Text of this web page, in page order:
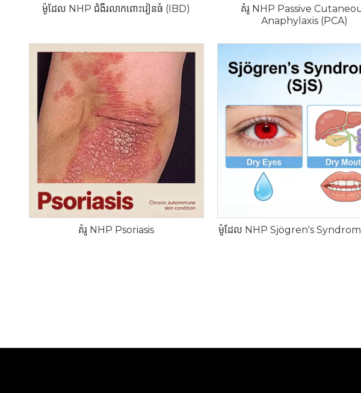
ម៉ូដែល NHP ជំងឺរលាកពោះវៀនធំ (IBD)
គំរូ NHP Passive
Anaphylaxis (PCA)
គំរូ NHP Psoriasis ម៉ូដែល NHP Sjögren's